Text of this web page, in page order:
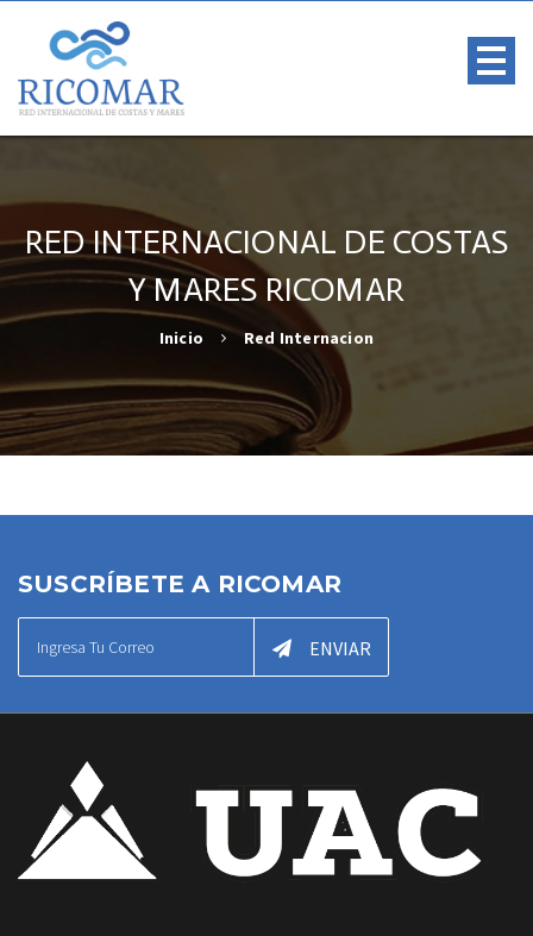
RED INTERNACIONAL DE COSTAS
Y MARES RICOMAR
Inicio Red Internacion
SUSCRÍBETE A RICOMAR
ENVIAR